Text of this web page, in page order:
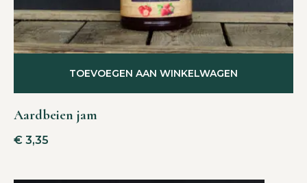
Aardbeien jam
€ 3,35
TOEVOEGEN AAN WINKELWAGEN